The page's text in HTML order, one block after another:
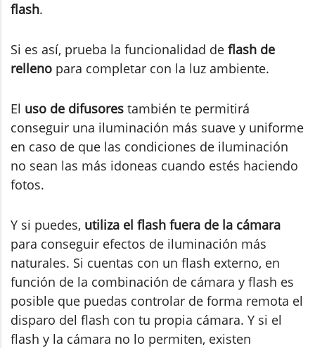
flash.
Si es así, prueba la funcionalidad de flash de
relleno para completar con la luz ambiente.
El uso de difusores también te permitirá
conseguir una iluminación más suave y uniforme
en caso de que las condiciones de iluminación
no sean las más idoneas cuando estés haciendo
fotos.
Y si puedes, utiliza el flash fuera de la cámara
para conseguir efectos de iluminación más
naturales. Si cuentas con un flash externo, en
función de la combinación de cámara y flash es
posible que puedas controlar de forma remota el
disparo del flash con tu propia cámara. Y si el
flash y la cámara no lo permiten, existen